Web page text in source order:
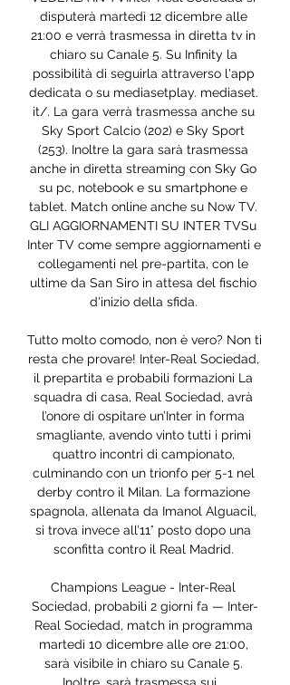
disputerà martedì 12 dicembre alle
21:00 e verrà trasmessa in diretta tv in
chiaro su Canale 5. Su Infinity la
possibilità di seguirla attraverso l'app
dedicata o su mediasetplay. mediaset.
it/. La gara verrà trasmessa anche su
Sky Sport Calcio (202) e Sky Sport
(253). Inoltre la gara sarà trasmessa
anche in diretta streaming con Sky Go
su pc, notebook e su smartphone e
tablet. Match online anche su Now TV.
GLI AGGIORNAMENTI SU INTER TVSu
Inter TV come sempre aggiornamenti e
collegamenti nel pre-partita, con le
ultime da San Siro in attesa del fischio
d'inizio della sfida.
Tutto molto comodo, non è vero? Non ti
resta che provare! Inter-Real Sociedad,
il prepartita e probabili formazioni La
squadra di casa, Real Sociedad, avrà
l’onore di ospitare un’Inter in forma
smagliante, avendo vinto tutti i primi
quattro incontri di campionato,
culminando con un trionfo per 5-1 nel
derby contro il Milan. La formazione
spagnola, allenata da Imanol Alguacil,
si trova invece all’11° posto dopo una
sconfitta contro il Real Madrid.
Champions League - Inter-Real
Sociedad, probabili 2 giorni fa — Inter-
Real Sociedad, match in programma
martedì 10 dicembre alle ore 21:00,
sarà visibile in chiaro su Canale 5.